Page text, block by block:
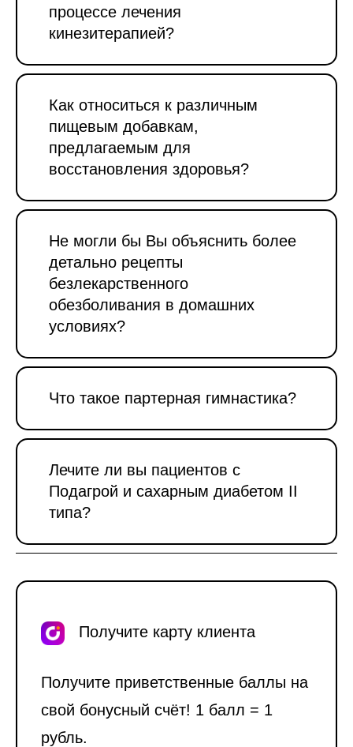
Получите карту клиента
Получите приветственные баллы на
свой бонусный счёт! 1 балл = 1
рубль.
процессе лечения
кинезитерапией?
Как относиться к различным
пищевым добавкам,
предлагаемым для
восстановления здоровья?
Не могли бы Вы объяснить более
детально рецепты
безлекарственного
обезболивания в домашних
условиях?
Что такое партерная гимнастика?
Лечите ли вы пациентов с
Подагрой и сахарным диабетом II
типа?